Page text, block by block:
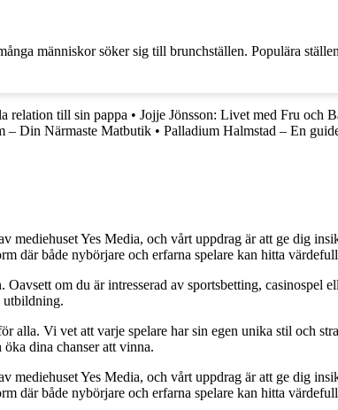
människor söker sig till brunchställen. Populära
relation till sin pappa • Jojje Jönsson: Livet med Fru och
– Din Närmaste Matbutik • Palladium Halmstad – En
Yes Media, och vårt uppdrag är att ge dig
där både nybörjare och erfarna spelare kan hitta
om du är intresserad av sportsbetting, casinospel
utbildning.
Vi vet att varje spelare har sin egen unika stil och
dina chanser att vinna.
Yes Media, och vårt uppdrag är att ge dig
där både nybörjare och erfarna spelare kan hitta